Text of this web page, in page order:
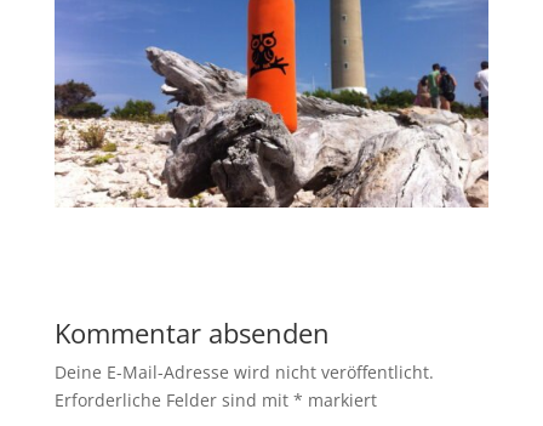
Kommentar absenden
Deine E-Mail-Adresse wird nicht veröffentlicht.
Erforderliche Felder sind mit * markiert